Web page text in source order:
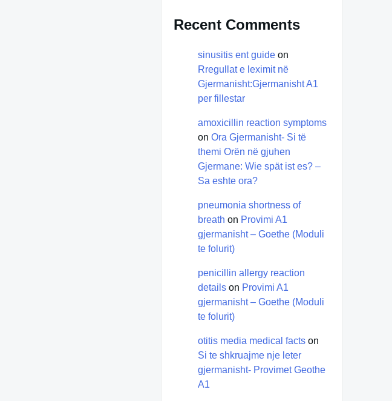
Recent Comments
sinusitis ent guide on
Rregullat e leximit në
Gjermanisht:Gjermanisht A1
per fillestar
amoxicillin reaction symptoms
on Ora Gjermanisht- Si të
themi Orën në gjuhen
Gjermane: Wie spät ist es? –
Sa eshte ora?
pneumonia shortness of
breath on Provimi A1
gjermanisht – Goethe (Moduli
te folurit)
penicillin allergy reaction
details on Provimi A1
gjermanisht – Goethe (Moduli
te folurit)
otitis media medical facts on
Si te shkruajme nje leter
gjermanisht- Provimet Geothe
A1